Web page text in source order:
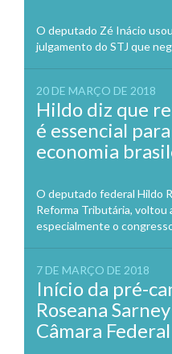
O deputado Zé Inácio
julgamento do STJ que
20 DE MARÇO DE 2018
Hildo diz que
é essencial
economia
O deputado federal Hildo
Reforma Tributária, voltou
especialmente o
7 DE MARÇO DE 2018
Início da pré-
Roseana
Câmara Federal